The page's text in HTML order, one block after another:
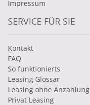
Impressum
SERVICE FÜR SIE
Kontakt
FAQ
So funktionierts
Leasing Glossar
Leasing ohne Anzahlung
Privat Leasing